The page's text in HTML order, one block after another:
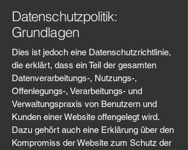
Datenschutzpolitik:
Grundlagen
Dies ist jedoch eine Datenschutzrichtlinie,
die erklärt, dass ein Teil der gesamten
Datenverarbeitungs-, Nutzungs-,
Offenlegungs-, Verarbeitungs- und
Verwaltungspraxis von Benutzern und
Kunden einer Website offengelegt wird.
Dazu gehört auch eine Erklärung über den
Kompromiss der Website zum Schutz der